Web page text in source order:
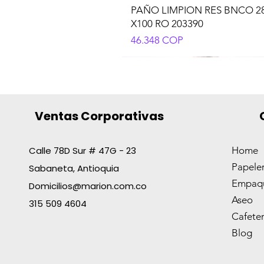
PAÑO LIMPION RES BNCO
X100 RO 203390
Precio
46.348 COP
BOLIGRAFO AZOR PIN POINT
ROJO
CORRECTOR T/LAPIZ 8ML
OFIESC
BOLSA PLAST.TASK 55X60
NGOX10
DETECTOR D/BILLETES
CHECK-IT 70745
TRAPERO PABILO X300GR
C/MET1.4
Ventas Corporativas
Calle 78D Sur # 47G - 23
Sabaneta, Antioquia
Domicilios@marion.com.co
315 509 4604
Home
Aseo
Blog